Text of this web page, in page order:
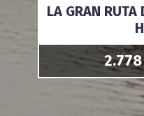
LA GRAN RUTA